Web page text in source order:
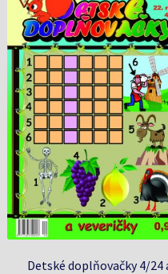
Detské doplňovačky 4/24